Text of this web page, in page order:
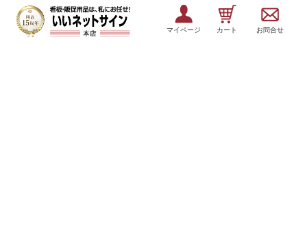
マイページ カート お問合せ